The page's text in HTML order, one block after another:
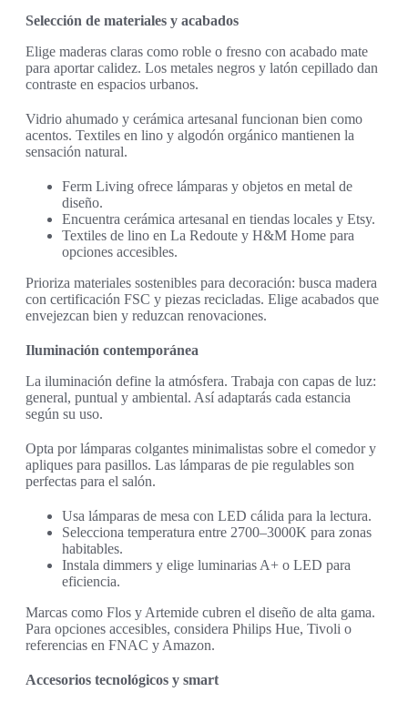
Selección de materiales y acabados
Elige maderas claras como roble o fresno con acabado mate
para aportar calidez. Los metales negros y latón cepillado dan
contraste en espacios urbanos.
Vidrio ahumado y cerámica artesanal funcionan bien como
acentos. Textiles en lino y algodón orgánico mantienen la
sensación natural.
Ferm Living ofrece lámparas y objetos en metal de
diseño.
Encuentra cerámica artesanal en tiendas locales y Etsy.
Textiles de lino en La Redoute y H&M Home para
opciones accesibles.
Prioriza materiales sostenibles para decoración: busca madera
con certificación FSC y piezas recicladas. Elige acabados que
envejezcan bien y reduzcan renovaciones.
Iluminación contemporánea
La iluminación define la atmósfera. Trabaja con capas de luz:
general, puntual y ambiental. Así adaptarás cada estancia
según su uso.
Opta por lámparas colgantes minimalistas sobre el comedor y
apliques para pasillos. Las lámparas de pie regulables son
perfectas para el salón.
Usa lámparas de mesa con LED cálida para la lectura.
Selecciona temperatura entre 2700–3000K para zonas
habitables.
Instala dimmers y elige luminarias A+ o LED para
eficiencia.
Marcas como Flos y Artemide cubren el diseño de alta gama.
Para opciones accesibles, considera Philips Hue, Tivoli o
referencias en FNAC y Amazon.
Accesorios tecnológicos y smart